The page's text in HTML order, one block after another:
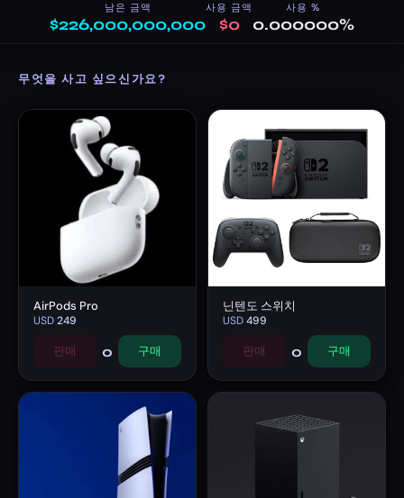
남은 금액
$226,000,000,000
사용 금액
$0
사용 %
0.000000%
무엇을 사고 싶으신가요?
AirPods Pro
USD249
판매 0 구매
닌텐도 스위치
USD499
판매 0 구매